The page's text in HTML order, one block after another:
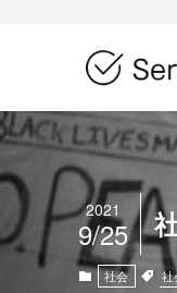
2021
9/25
社会 社